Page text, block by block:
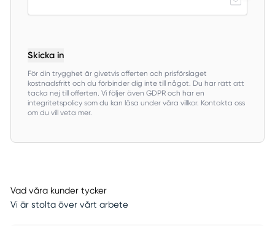
Skicka in
För din trygghet är givetvis offerten och prisförslaget
kostnadsfritt och du förbinder dig inte till något. Du har rätt att
tacka nej till offerten. Vi följer även GDPR och har en
integritetspolicy som du kan läsa under våra villkor. Kontakta oss
om du vill veta mer.
Vad våra kunder tycker
Vi är stolta över vårt arbete